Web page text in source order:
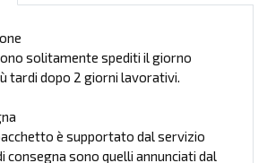
solitamente spediti il giorno
tardi dopo 2 giorni lavorativi.
è supportato dal servizio
consegna sono quelli annunciati dal